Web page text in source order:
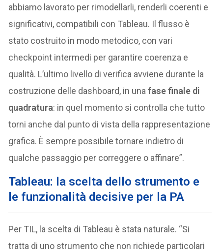
abbiamo lavorato per rimodellarli, renderli coerenti e
significativi, compatibili con Tableau. Il flusso è
stato costruito in modo metodico, con vari
checkpoint intermedi per garantire coerenza e
qualità. L’ultimo livello di verifica avviene durante la
costruzione delle dashboard, in unafase finale di
quadratura: in quel momento si controlla che tutto
torni anche dal punto di vista della rappresentazione
grafica. È sempre possibile tornare indietro di
qualche passaggio per correggere o affinare”.
Tableau: la scelta dello strumento e
le funzionalità decisive per la PA
Per TIL, la scelta di Tableau è stata naturale. “Si
tratta di uno strumento che non richiede particolari